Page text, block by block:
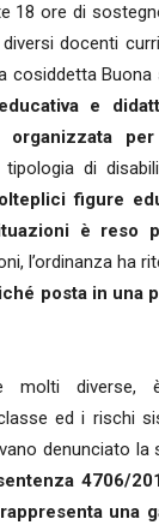
18 ore di
docenti
cosiddetta
e
di
figure
è reso
l’ordinanza ha
posta in una
molti diverse,
ed i rischi
denunciato la
4706/
una